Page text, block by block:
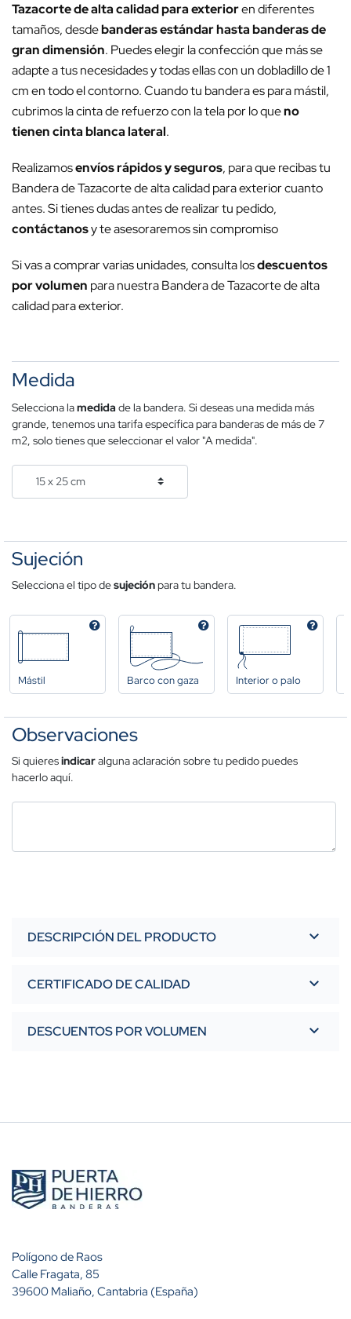
Tazacorte de alta calidad para exterioren diferentes
tamaños, desdebanderas estándar hasta banderas de
gran dimensión. Puedes elegir la confección que más se
adapte a tus necesidades y todas ellas con un dobladillo de 1
cm en todo el contorno. Cuando tu bandera es para mástil,
cubrimos la cinta de refuerzo con la tela por lo queno
tienen cinta blanca lateral.
Realizamosenvíos rápidos y seguros, para que recibas tu
Bandera de Tazacorte de alta calidad para exterior cuanto
antes. Si tienes dudas antes de realizar tu pedido,
contáctanosy te asesoraremos sin compromiso
Si vas a comprar varias unidades, consulta losdescuentos
por volumen para nuestra Bandera de Tazacorte de alta
calidad para exterior.
Medida
Selecciona lamedida de la bandera. Si deseas una medida más
grande, tenemos una tarifa específica para banderas de más de 7
m2, solo tienes que seleccionar el valor "A medida".
Sujeción
Selecciona el tipo desujeciónpara tu bandera.
Mástil Barco con gaza Interior o palo
Observaciones
Si quieresindicaralguna aclaración sobre tu pedido puedes
hacerlo aquí.
DESCRIPCIÓN DEL PRODUCTO
CERTIFICADO DE CALIDAD
DESCUENTOS POR VOLUMEN
Polígono de Raos
Calle Fragata, 85
39600 Maliaño, Cantabria (España)